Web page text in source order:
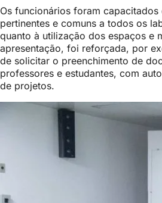
Os funcionários foram
pertinentes e comuns a todos os
quanto à utilização dos espaços e
apresentação, foi reforçada, por
de solicitar o preenchimento de
professores e estudantes, com
de projetos.